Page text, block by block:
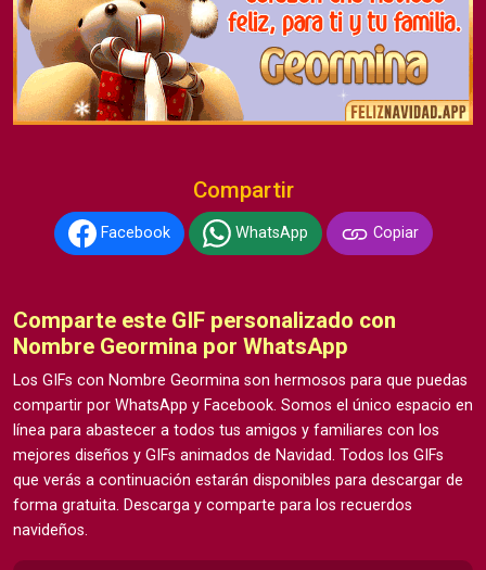
Compartir
Facebook WhatsApp Copiar
Comparte este GIF personalizado con
Nombre Geormina por WhatsApp
Los GIFs con Nombre Geormina son hermosos para que puedas
compartir por WhatsApp y Facebook. Somos el único espacio en
línea para abastecer a todos tus amigos y familiares con los
mejores diseños y GIFs animados de Navidad. Todos los GIFs
que verás a continuación estarán disponibles para descargar de
forma gratuita. Descarga y comparte para los recuerdos
navideños.